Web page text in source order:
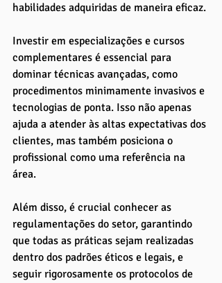
habilidades adquiridas de maneira eficaz.
Investir em especializações e cursos
complementares é essencial para
dominar técnicas avançadas, como
procedimentos minimamente invasivos e
tecnologias de ponta. Isso não apenas
ajuda a atender às altas expectativas dos
clientes, mas também posiciona o
profissional como uma referência na
área.
Além disso, é crucial conhecer as
regulamentações do setor, garantindo
que todas as práticas sejam realizadas
dentro dos padrões éticos e legais, e
seguir rigorosamente os protocolos de